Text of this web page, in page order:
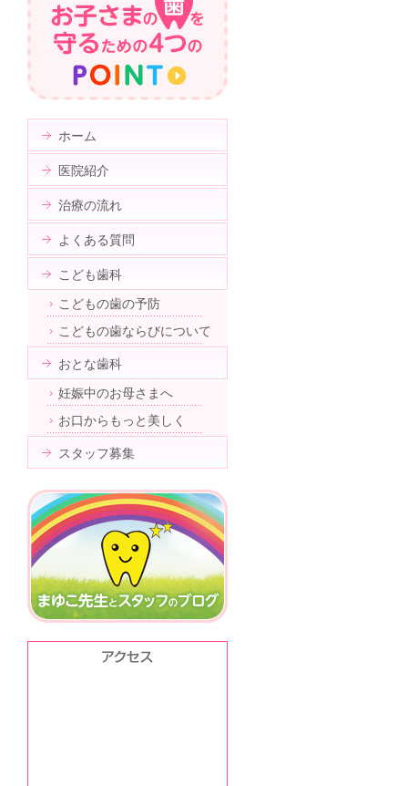
ホーム
医院紹介
治療の流れ
よくある質問
こども歯科
こどもの歯の予防
こどもの歯ならびについて
おとな歯科
妊娠中のお母さまへ
お口からもっと美しく
スタッフ募集